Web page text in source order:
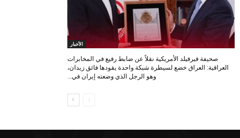
الأخبار
صحيفة فيرفيلد الأمريكية نقلاً عن ضابط رفيع في المخابرات
العراقية: العراق خضع لسيطرة شبكة واحدة يقودها فائق زيدان،
وهو الرجل الذي وضعته إيران في...